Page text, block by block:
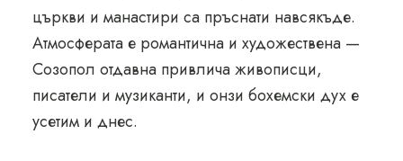
църкви и манастири са пръснати навсякъде.
Атмосферата е романтична и художествена —
Созопол отдавна привлича живописци,
писатели и музиканти, и онзи бохемски дух е
усетим и днес.